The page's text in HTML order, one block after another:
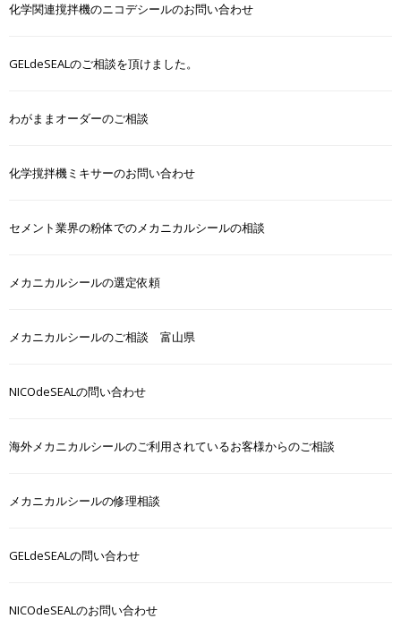
化学関連撹拌機のニコデシールのお問い合わせ
GELdeSEALのご相談を頂けました。
わがままオーダーのご相談
化学撹拌機ミキサーのお問い合わせ
セメント業界の粉体でのメカニカルシールの相談
メカニカルシールの選定依頼
メカニカルシールのご相談 富山県
NICOdeSEALの問い合わせ
海外メカニカルシールのご利用されているお客様からのご相談
メカニカルシールの修理相談
GELdeSEALの問い合わせ
NICOdeSEALのお問い合わせ